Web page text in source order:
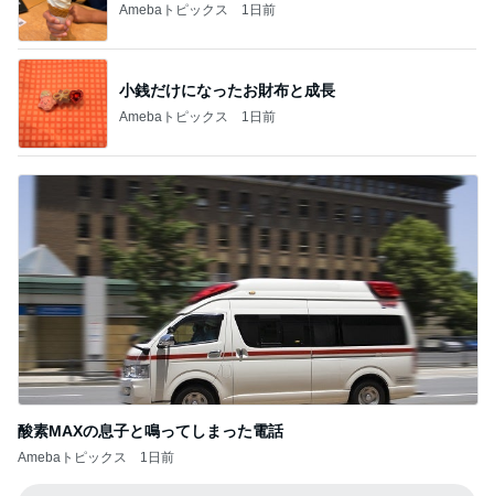
Amebaトピックス 1日前
小銭だけになったお財布と成長
Amebaトピックス 1日前
酸素MAXの息子と鳴ってしまった電話
Amebaトピックス 1日前